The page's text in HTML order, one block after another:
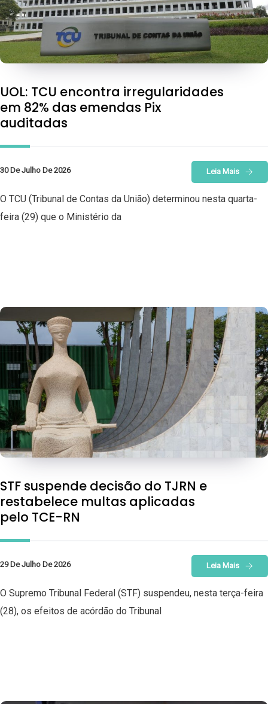
UOL: TCU encontra irregularidades
em 82% das emendas Pix
auditadas
30 De Julho De 2026 Leia Mais
O TCU (Tribunal de Contas da União) determinou nesta quarta-
feira (29) que o Ministério da
STF suspende decisão do TJRN e
restabelece multas aplicadas
pelo TCE-RN
29 De Julho De 2026 Leia Mais
O Supremo Tribunal Federal (STF) suspendeu, nesta terça-feira
(28), os efeitos de acórdão do Tribunal